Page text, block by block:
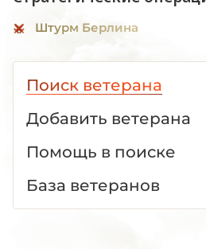
Штурм Берлина
Поиск ветерана
Добавить ветерана
Помощь в поиске
База ветеранов